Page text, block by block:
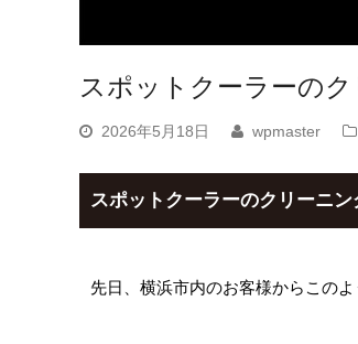
スポットクーラーの
2026年5月18日 wpmaster
スポットクーラーのクリーニ
先日、横浜市内のお客様からこの